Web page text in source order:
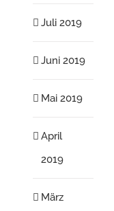
Juli 2019
Juni 2019
Mai 2019
April
2019
März